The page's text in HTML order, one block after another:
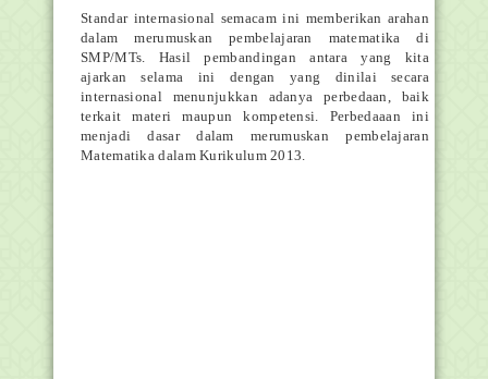
Standar internasional semacam ini memberikan arahan
dalam merumuskan pembelajaran matematika di
SMP/MTs. Hasil pembandingan antara yang kita
ajarkan selama ini dengan yang dinilai secara
internasional menunjukkan adanya perbedaan, baik
terkait materi maupun kompetensi. Perbedaaan ini
menjadi dasar dalam merumuskan pembelajaran
Matematika dalam Kurikulum 2013.